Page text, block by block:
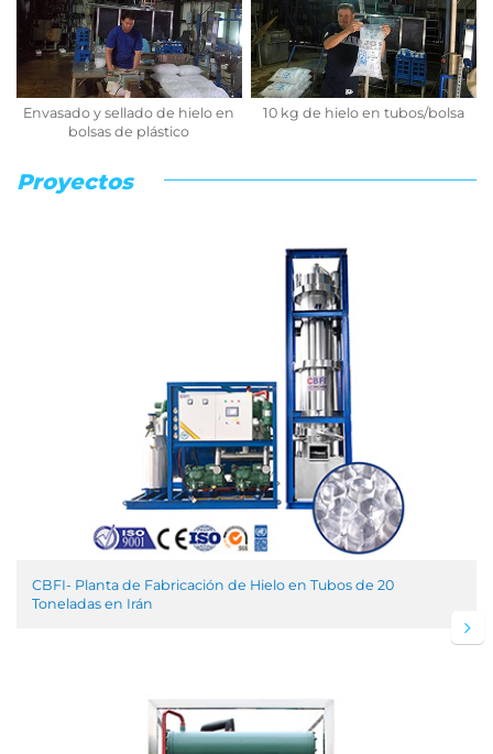
Envasado y sellado de hielo en
bolsas de plástico
10 kg de hielo en tubos/bolsa
Proyectos
CBFI- Planta de Fabricación de Hielo en Tubos de 20
Toneladas en Irán